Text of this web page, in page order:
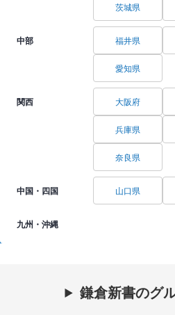
茨城県
中部 福井県
愛知県
関西 大阪府
兵庫県
奈良県
中国・四国 山口県
九州・沖縄
鎌倉新書のグ